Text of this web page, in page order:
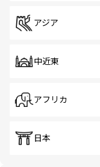
アジア
中近東
アフリカ
日本